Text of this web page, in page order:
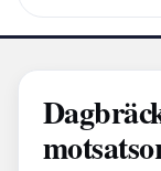
efter: